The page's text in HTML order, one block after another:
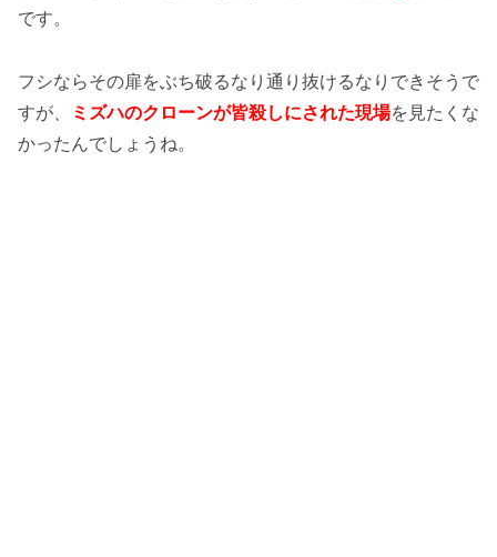
です。
フシならその扉をぶち破るなり通り抜けるなりできそうで
すが、
ミズハのクローンが皆殺しにされた現場を見たくな
かったんでしょうね。